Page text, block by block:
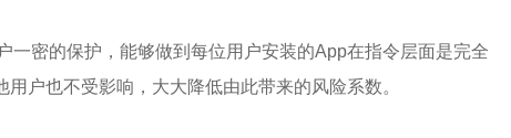
⼀密的保护，能够做到每位⽤户安装的App在指令层⾯是完全
户也不受影响，⼤⼤降低由此带来的⻛险系数。